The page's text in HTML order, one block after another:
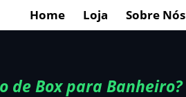
Home Loja Sobre Nós
de Box para Banheiro?